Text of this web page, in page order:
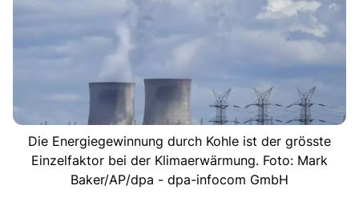
Die Energiegewinnung durch Kohle ist der grösste
Einzelfaktor bei der Klimaerwärmung. Foto: Mark
Baker/AP/dpa - dpa-infocom GmbH